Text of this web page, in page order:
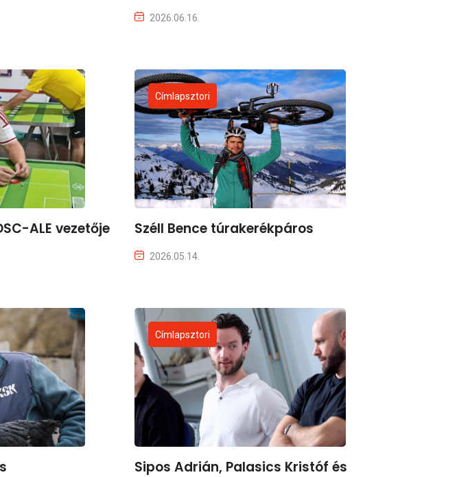
2026.06.16.
ALE vezetője
Címlapsztori
Széll Bence túrakerékpáros
2026.05.14.
Címlapsztori
Sipos Adrián, Palasics Kristóf és